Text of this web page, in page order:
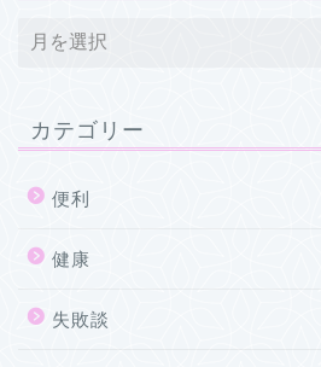
カテゴリー
便利
健康
失敗談